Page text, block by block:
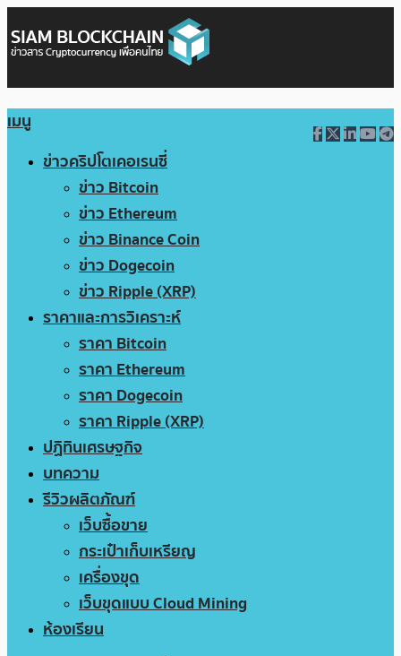
เมนู
ข่าวคริปโตเคอเรนซี่
ข่าว Bitcoin
ข่าว Ethereum
ข่าว Binance Coin
ข่าว Dogecoin
ข่าว Ripple (XRP)
ราคาและการวิเคราะห์
ราคา Bitcoin
ราคา Ethereum
ราคา Dogecoin
ราคา Ripple (XRP)
ปฏิทินเศรษฐกิจ
บทความ
รีวิวผลิตภัณฑ์
เว็บซื้อขาย
กระเป๋าเก็บเหรียญ
เครื่องขุด
เว็บขุดแบบ Cloud Mining
ห้องเรียน